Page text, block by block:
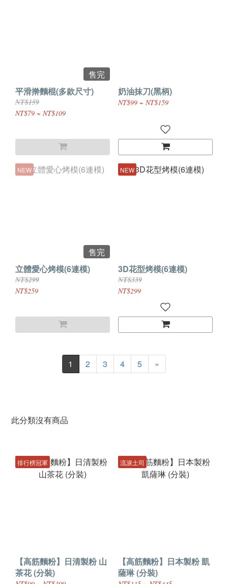
售完
平滑擀麵棍(多款尺寸)
NT$159
NT$79 ~ NT$109
奶油抹刀(黑柄)
NT$99 ~ NT$159
NEW
售完
立體愛心烤模(6連模)
NT$299
NT$259
NEW
3D花型烤模(6連模)
NT$339
NT$299
1 2 3 4 5 »
此分類沒有商品
排行榜冠軍
【高筋麵粉】日清製粉 山
茶花 (分裝)
流淚土司
【高筋麵粉】日本製粉 凱
薩琳 (分裝)